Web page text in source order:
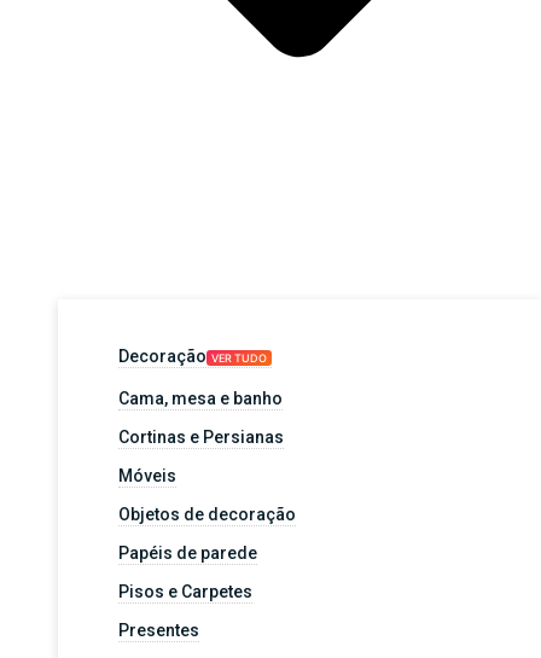
Decoração VER TUDO
Cama, mesa e banho
Cortinas e Persianas
Móveis
Objetos de decoração
Papéis de parede
Pisos e Carpetes
Presentes